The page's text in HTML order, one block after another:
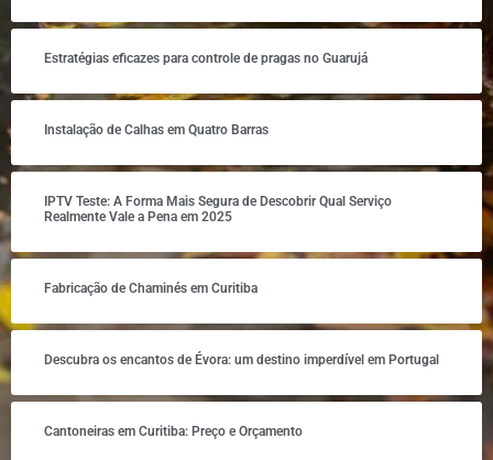
Estratégias eficazes para controle de pragas no Guarujá
Instalação de Calhas em Quatro Barras
IPTV Teste: A Forma Mais Segura de Descobrir Qual Serviço
Realmente Vale a Pena em 2025
Fabricação de Chaminés em Curitiba
Descubra os encantos de Évora: um destino imperdível em Portugal
Cantoneiras em Curitiba: Preço e Orçamento